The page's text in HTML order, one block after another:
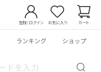
登録/ログイン お気に入り カート
ランキング ショップ